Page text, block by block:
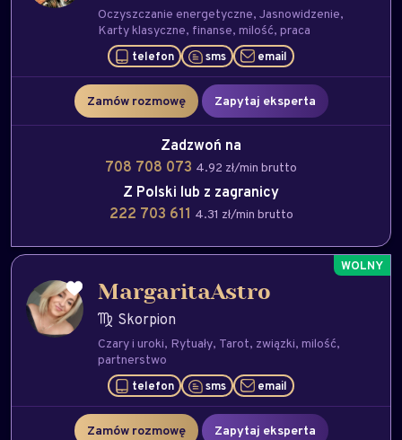
Oczyszczanie energetyczne Jasnowidzenie
Karty klasyczne finanse milość praca
telefon sms email
Zamów rozmowę Zapytaj eksperta
Zadzwoń na
708 708 073 4.92 zł/min brutto
Z Polski lub z zagranicy
222 703 611 4.31 zł/min brutto
MargaritaAstro
Skorpion
Czary i uroki Rytuały Tarot związki milość
partnerstwo
telefon sms email
Zamów rozmowę Zapytaj eksperta